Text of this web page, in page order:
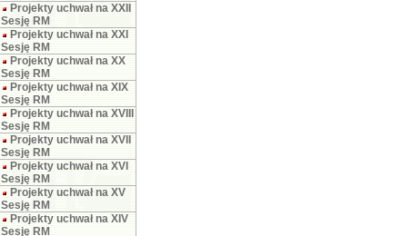
Projekty uchwał na XXII
Sesję RM
Projekty uchwał na XXI
Sesję RM
Projekty uchwał na XX
Sesję RM
Projekty uchwał na XIX
Sesję RM
Projekty uchwał na XVIII
Sesję RM
Projekty uchwał na XVII
Sesję RM
Projekty uchwał na XVI
Sesję RM
Projekty uchwał na XV
Sesję RM
Projekty uchwał na XIV
Sesję RM